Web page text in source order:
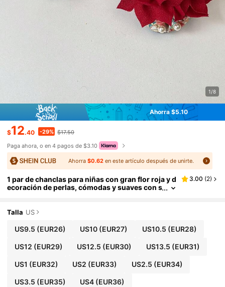
1/8
Ahorra $5.10
$12.40 -29% $17.50
Paga ahora, o en 4 pagos de $3.10
Ahorra $0.62en este artículo después de unirte.
1 par de chanclas para niñas con gran flor roja y d
ecoración de perlas, cómodas y suaves con s
3.00 (2)
Talla US
US9.5 (EUR26) US10 (EUR27) US10.5 (EUR28)
US12 (EUR29) US12.5 (EUR30) US13.5 (EUR31)
US1 (EUR32) US2 (EUR33) US2.5 (EUR34)
US3.5 (EUR35) US4 (EUR36)